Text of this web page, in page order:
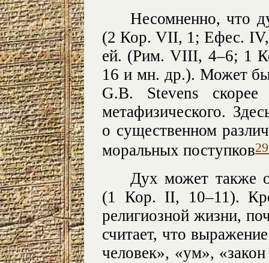
Несомненно, что
(2 Кор. VII, 1; Ефес. IV,
ей. (Рим. VIII, 4–6; 1
16 и мн. др.). Может
G.B. Stevens скорее
метафизического.
о существенном
моральных поступков
Дух может также
(1 Кор. II, 10–11).
религиозной жизни,
считает, что
человек», «ум»,